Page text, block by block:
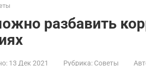
разбавить
13 Дек 2021 Рубрика: Советы